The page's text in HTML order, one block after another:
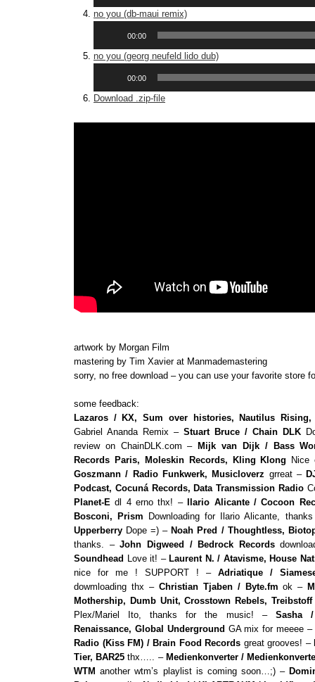
no you (db-maui remix)
00:00
no you (georg neufeld lido dub)
00:00
Download .zip-file
artwork by Morgan Film
mastering by Tim Xavier at Manmademastering
sorry, no free download – you can use your favorite store
some feedback:
Lazaros / KX, Sum over histories, Nautilus Rising,
Gabriel Ananda Remix – Stuart Bruce / Chain DLK
review on ChainDLK.com – Mijk van Dijk / Bass
Records Paris, Moleskin Records, Kling Klong Nice
Goszmann / Radio Funkwerk, Musicloverz grreat –
Podcast, Cocuná Records, Data Transmission Radio
Planet-E dl 4 erno thx! –
Ilario Alicante / Cocoon
Bosconi, Prism Downloading for Ilario Alicante,
Upperberry Dope =) – Noah Pred / Thoughtless,
thanks. –John Digweed / Bedrock Records
Soundhead Love it! – Laurent N. / Atavisme, House
nice for me ! SUPPORT ! – Adriatique /
dowmloading thx – Christian Tjaben / Byte.fm ok –
Mothership, Dumb Unit, Crosstown Rebels, Treibstoff
Plex/Mariel Ito, thanks for the music! – Sasha
Renaissance, Global Underground GA mix for meeee –
Radio (Kiss FM) / Brain Food Records great grooves! –
Tier, BAR25 thx….. – Medienkonverter /
WTM another wtm’s playlist is coming soon…;) –